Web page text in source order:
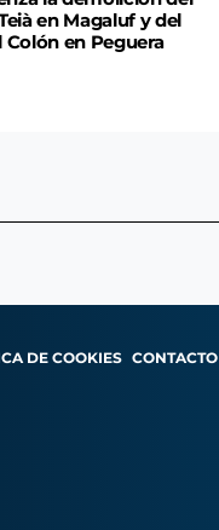
en Magaluf y del
Colón en Peguera
DE COOKIES CONTACTO